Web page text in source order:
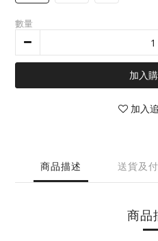
數量
加入
加入
商品描述 送貨及
商品